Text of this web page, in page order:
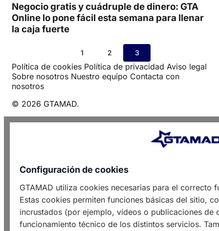
Negocio gratis y cuádruple de dinero: GTA
Online lo pone fácil esta semana para llenar
la caja fuerte
1 2 3
Política de cookies Política de privacidad Aviso legal
Sobre nosotros Nuestro equipo Contacta con
nosotros
© 2026 GTAMAD.
Configuración de cookies
GTAMAD utiliza cookies necesarias para el correcto
Estas cookies permiten funciones básicas del sitio,
incrustados (por ejemplo, vídeos o publicaciones de
funcionamiento técnico de los distintos servicios.